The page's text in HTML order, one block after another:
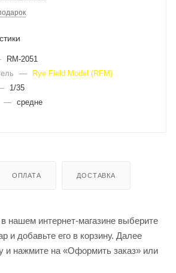
RM-2051
—
Rye Field Model (RFM)
1/35
— средне
ОПЛАТА ДОСТАВКА
нашем интернет-магазине выберите
и добавьте его в корзину. Далее
и нажмите на «Оформить заказ» или